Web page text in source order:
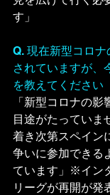
す」
Q. 現在新型コロ
されていますが、
を教えてください
「新型コロナの
目途がたっていま
着き次第スペイン
争いに参加できる
ています」※イン
リーグが再開が発